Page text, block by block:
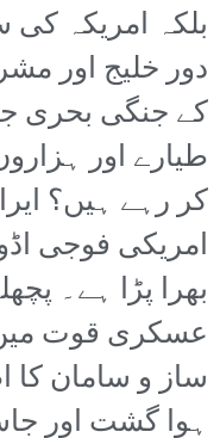
بلکہ امریکہ
دور خلیج اور
کے جنگی بحری
طیارے اور
کر رہے ہیں؟
امریکی فوجی
بھرا پڑا ہے۔
عسکری قوت میں
ساز و سامان کا
ہوا گشت اور